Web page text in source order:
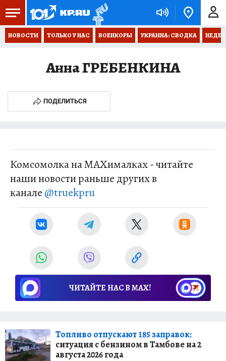
НОВОСТИ ТОЛЬКО У НАС ВОЕНКОРЫ УКРАИНА: СВОДКА
Анна ГРЕБЕНКИНА
ПОДЕЛИТЬСЯ
Комсомолка на MAXималках - читайте
наши новости раньше других в
канале @truekpru
ЧИТАЙТЕ НАС В МАХ!
Топливо отпускают 185 заправок:
ситуация с бензином в Тамбове на 2
августа 2026 года